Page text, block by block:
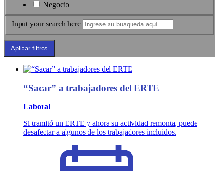
Negocio
Input your search here
“Sacar” a trabajadores del ERTE
Laboral
Si tramitó un ERTE y ahora su actividad remonta, puede
desafectar a algunos de los trabajadores incluidos.